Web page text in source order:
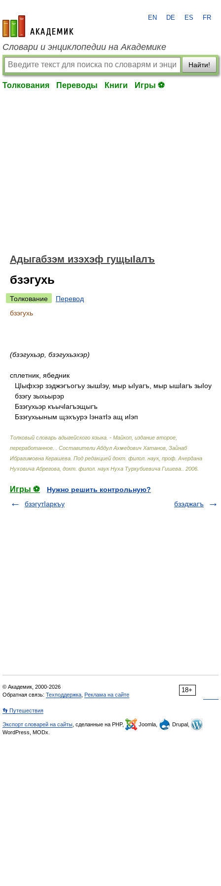
academic.ru
EN DE ES FR
Словари и энциклопедии на Академике
Найти!
Толкования Переводы Книги Игры ⚽
Адыгабзэм изэхэф гущыIалъ
бзэгухь
Толкование
Перевод
бзэгухь
(бзэгухьэр, бзэгухьэхэр)
сплетник, ябедник
ЦIыфхэр зэджэгъогъу зышIэу, мыр ыIуагъ, мыр ышIагъ зыIоу
бзэгу зыхьырэр
Бзэгухьэр къычIагъэщыгъ
Бзэгухьыным щэхъурэ IэнатIэ ащ иIэп
Толковый словарь адыгейского языка. - Майкоп, издание второе,
переработанное.
Составители Абдул Ахмедович Хатанов, Зайнаб
Ибрагимовна Керашева. Под редакцией докт. филол. наук, проф. Ачердана
Нуховича Абрегова, докт. филол. наук Нуха Туркубиевича Гишева.
2006
Игры ⚽
Нужно решить контрольную?
бзэгутIаркъу
бзэджагъ
18+
© Академик, 2000-2026
Обратная связь: Техподдержка Реклама на сайте
👣 Путешествия
Экспорт словарей на сайты , сделанные на PHP, Joomla,
Drupal,
WordPress, MODx.